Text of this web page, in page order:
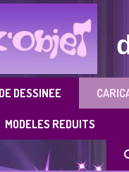
DESSINEE
MODELES REDUITS